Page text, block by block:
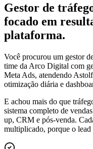
Gestor de
focado em
plataforma.
Você procurou um gestor
time da Arco Digital com
Meta Ads, atendendo
otimização diária e
E achou mais do que
sistema completo de
up, CRM e pós-venda.
multiplicado, porque o lead